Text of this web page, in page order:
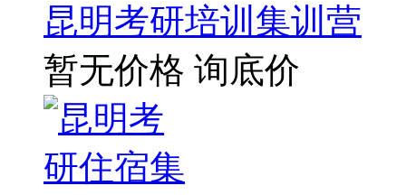
昆明考研培训集训营
暂无价格 询底价